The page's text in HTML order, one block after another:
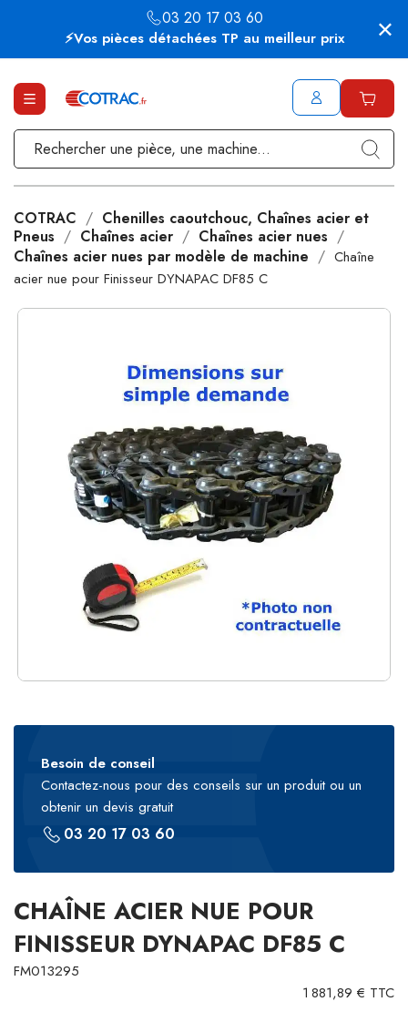
⚡Vos pièces détachées TP au meilleur prix
03 20 17 03 60
COTRAC
Chenilles caoutchouc, Chaînes acier et
Pneus
Chaînes acier
Chaînes acier nues
Chaînes acier nues par modèle de machine
Chaîne
acier nue pour Finisseur DYNAPAC DF85 C
Besoin de conseil
Contactez-nous pour des conseils sur un produit ou un
obtenir un devis gratuit
03 20 17 03 60
CHAÎNE ACIER NUE POUR
FINISSEUR DYNAPAC DF85 C
FM013295
1 881,89 € TTC